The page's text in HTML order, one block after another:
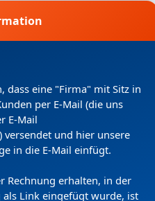
verarbeitet
dass eine "Firma" mit Sitz in
per E-Mail (die uns
E-Mail
und hier unsere
in die E-Mail einfügt.
Rechnung erhalten, in der
Link eingefügt wurde, ist